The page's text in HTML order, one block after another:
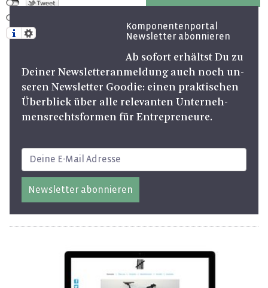
Komponentenportal
Newsletter abonnieren
Ab so­fort er­hältst Du zu
Dei­ner News­let­ter­an­mel­dung auch noch un­
se­ren News­let­ter Goo­die: einen prak­ti­schen
Über­blick über alle re­le­van­ten Un­ter­neh­
mens­rechts­for­men für En­tre­pre­neu­re.
Newsletter abonnieren